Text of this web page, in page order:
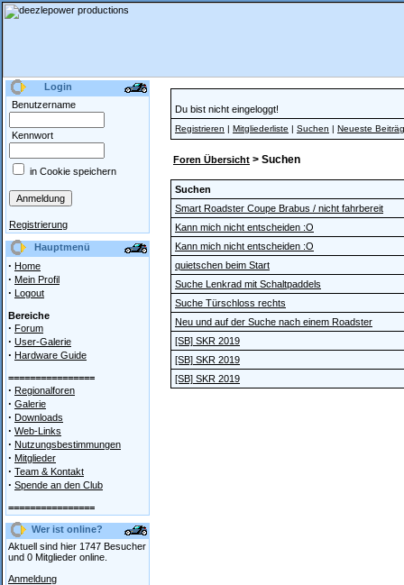
Login
Benutzername
Kennwort
in Cookie speichern
Registrierung
Hauptmenü
· Home
· Mein Profil
· Logout
Bereiche
· Forum
· User-Galerie
· Hardware Guide
================
· Regionalforen
· Galerie
· Downloads
· Web-Links
· Nutzungsbestimmungen
· Mitglieder
· Team & Kontakt
· Spende an den Club
================
Wer ist online?
Aktuell sind hier 1747 Besucher
und 0 Mitglieder online.
Anmeldung
Du bist nicht eingeloggt!
Registrieren | Mitgliederliste | Suchen | Neueste
Foren Übersicht > Suchen
Suchen
Smart Roadster Coupe Brabus / nicht fahrbereit
Kann mich nicht entscheiden :O
Kann mich nicht entscheiden :O
quietschen beim Start
Suche Lenkrad mit Schaltpaddels
Suche Türschloss rechts
Neu und auf der Suche nach einem Roadster
[SB] SKR 2019
[SB] SKR 2019
[SB] SKR 2019